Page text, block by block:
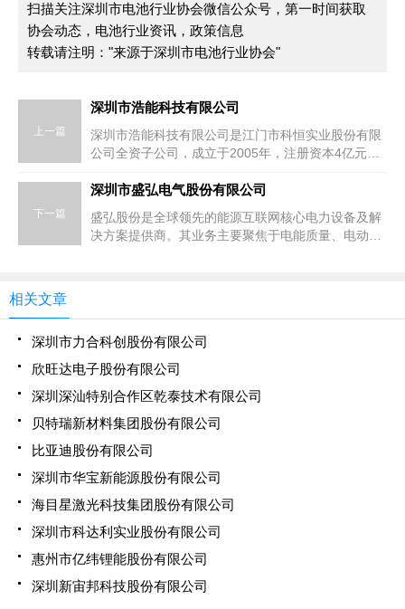
扫描关注深圳市电池行业协会微信公众号，第一时间获取
协会动态，电池行业资讯，政策信息
转载请注明："来源于深圳市电池行业协会"
上一篇
深圳市浩能科技有限公司
深圳市浩能科技有限公司是江门市科恒实业股份有限
公司全资子公司，成立于2005年，注册资本4亿元，
切、辊...
下一篇
深圳市盛弘电气股份有限公司
盛弘股份是全球领先的能源互联网核心电力设备及解
决方案提供商。其业务主要聚焦于电能质量、电动汽
相关文章
深圳市力合科创股份有限公司
欣旺达电子股份有限公司
深圳深汕特别合作区乾泰技术有限公司
贝特瑞新材料集团股份有限公司
比亚迪股份有限公司
深圳市华宝新能源股份有限公司
海目星激光科技集团股份有限公司
深圳市科达利实业股份有限公司
惠州市亿纬锂能股份有限公司
深圳新宙邦科技股份有限公司